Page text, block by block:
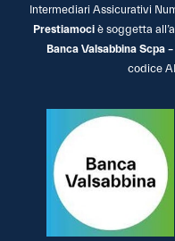
Intermediari Assicurativi
Prestiamoci è soggetta
Banca Valsabbina Scpa
codice